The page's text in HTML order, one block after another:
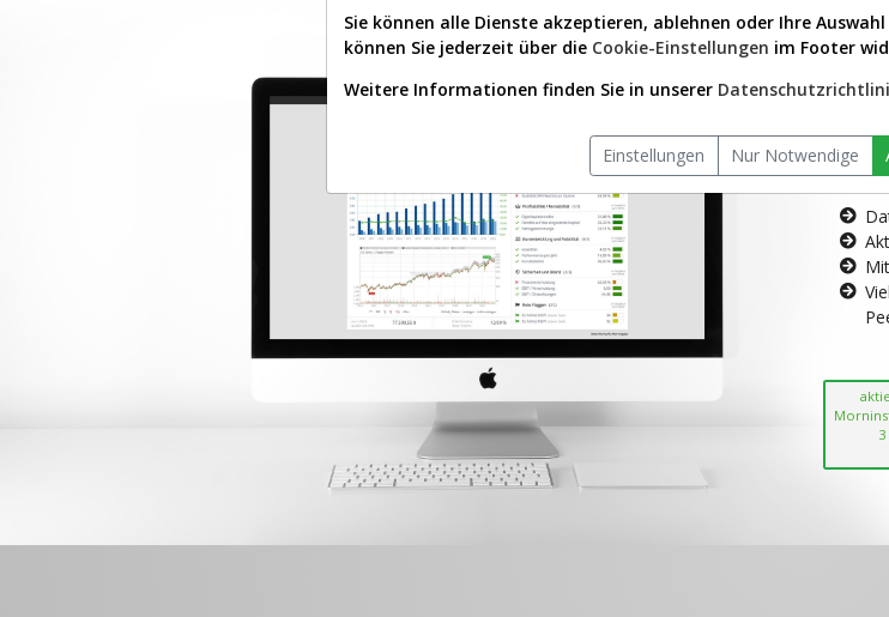
Sie können alle Dienste akzeptieren, ablehnen oder Ihre
können Sie jederzeit über die Cookie-Einstellungen im Footer
Weitere Informationen finden Sie in unserer
Einstellungen Nur Notwendige